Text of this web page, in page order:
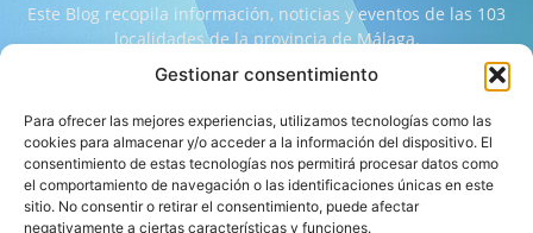
Gestionar consentimiento
Para ofrecer las mejores experiencias, utilizamos tecnologías como las
cookies para almacenar y/o acceder a la información del dispositivo. El
consentimiento de estas tecnologías nos permitirá procesar datos como
el comportamiento de navegación o las identificaciones únicas en este
sitio. No consentir o retirar el consentimiento, puede afectar
negativamente a ciertas características y funciones.
Este Blog recopila información, noticias y eventos de las 103
localidades de la provincia de Málaga.
Contáctanos: info@103malaga.com
SÍGUENOS